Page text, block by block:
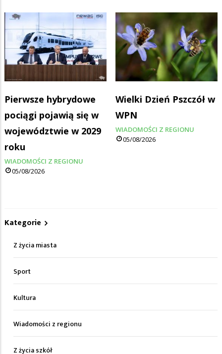
Pierwsze hybrydowe
pociągi pojawią się w
województwie w 2029
roku
WIADOMOŚCI Z REGIONU
05/08/2026
Wielki Dzień Pszczół w
WPN
WIADOMOŚCI Z REGIONU
05/08/2026
Kategorie
Z życia miasta
Sport
Kultura
Wiadomości z regionu
Z życia szkół